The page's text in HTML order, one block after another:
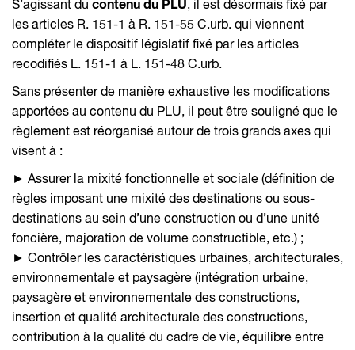
S’agissant du contenu du PLU, il est désormais fixé par
les articles R. 151-1 à R. 151-55 C.urb. qui viennent
compléter le dispositif législatif fixé par les articles
recodifiés L. 151-1 à L. 151-48 C.urb.
Sans présenter de manière exhaustive les modifications
apportées au contenu du PLU, il peut être souligné que le
règlement est réorganisé autour de trois grands axes qui
visent à :
► Assurer la mixité fonctionnelle et sociale (définition de
règles imposant une mixité des destinations ou sous-
destinations au sein d’une construction ou d’une unité
foncière, majoration de volume constructible, etc.) ;
► Contrôler les caractéristiques urbaines, architecturales,
environnementale et paysagère (intégration urbaine,
paysagère et environnementale des constructions,
insertion et qualité architecturale des constructions,
contribution à la qualité du cadre de vie, équilibre entre